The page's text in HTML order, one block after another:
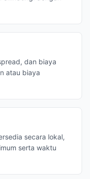
dan biaya
atau biaya
secara lokal,
serta waktu